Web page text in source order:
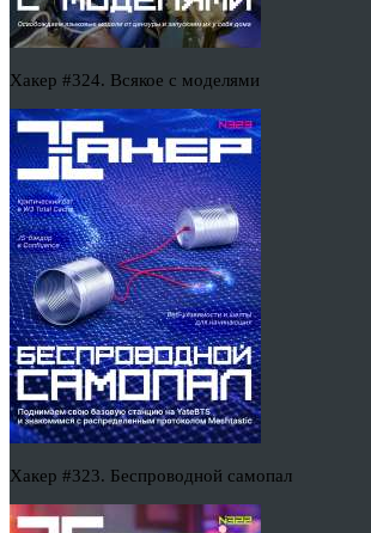
Хакер #324. Всякое с моделями
Хакер #323. Беспроводной самопал